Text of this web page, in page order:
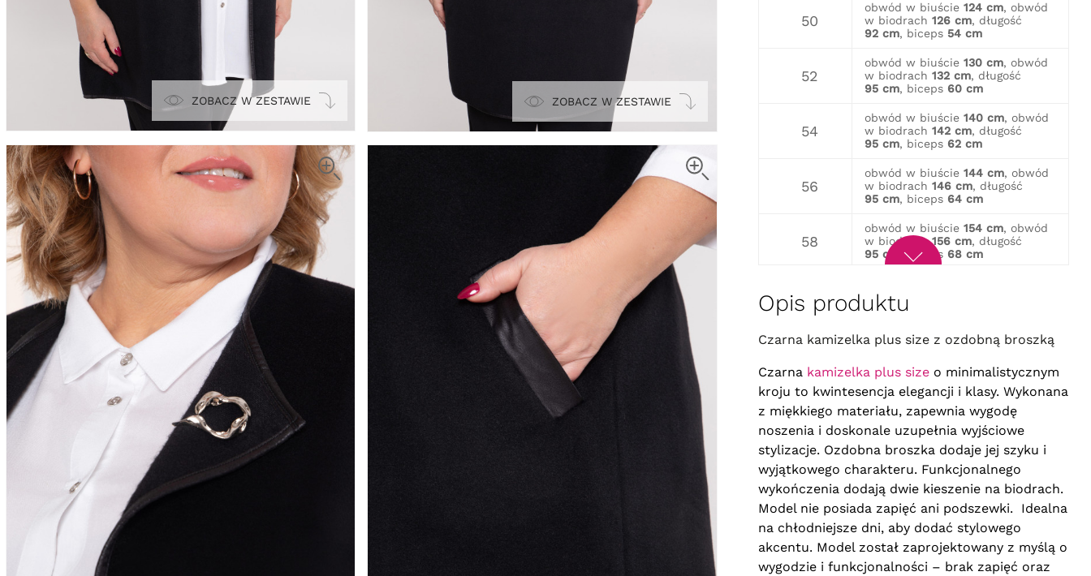
ZOBACZ W ZESTAWIE ZOBACZ W ZESTAWIE
50
obwód w biuście 124 cm, obwód
w biodrach 126 cm, długość
92 cm, biceps 54 cm
52
obwód w biuście 130 cm, obwód
w biodrach 132 cm, długość
95 cm, biceps 60 cm
54
obwód w biuście 140 cm, obwód
w biodrach 142 cm, długość
95 cm, biceps 62 cm
56
obwód w biuście 144 cm, obwód
w biodrach 146 cm, długość
95 cm, biceps 64 cm
58
obwód w biuście 154 cm, obwód
w biodrach 156 cm, długość
95 cm
, biceps 68 cm
60
w biodrach
96 cm, biceps
obwód w biuście 164 cm , obwód
w biodrach
, długość
101 cm
, biceps 74 cm
64
obwód w biuście 170 cm , obwód
w biodrach 172 cm, długość
101 cm , biceps 76 cm
Opis produktu
Czarna kamizelka plus size z ozdobną broszką
Czarna kamizelka plus sizeo minimalistycznym
kroju to kwintesencja elegancji i klasy. Wykonana
z miękkiego materiału, zapewnia wygodę
noszenia i doskonale uzupełnia wyjściowe
stylizacje. Ozdobna broszka dodaje jej szyku i
wyjątkowego charakteru. Funkcjonalnego
wykończenia dodają dwie kieszenie na biodrach.
Model nie posiada zapięć ani podszewki. Idealna
na chłodniejsze dni, aby dodać stylowego
akcentu. Model został zaprojektowany z myślą o
wygodzie i funkcjonalności – brak zapięć oraz